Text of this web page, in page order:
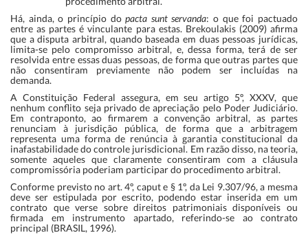
Há, ainda, o princípio dopacta sunt servanda: o que foi pactuado
entre as partes é vinculante para estas. Brekoulakis (2009) afirma
que a disputa arbitral, quando baseada em duas pessoas jurídicas,
limita-se pelo compromisso arbitral, e, dessa forma, terá de ser
resolvida entre essas duas pessoas, de forma que outras partes que
não consentiram previamente não podem ser incluídas na
demanda.
A Constituição Federal assegura, em seu artigo 5º, XXXV, que
nenhum conflito seja privado de apreciação pelo Poder Judiciário.
Em contraponto, ao firmarem a convenção arbitral, as partes
renunciam à jurisdição pública, de forma que a arbitragem
representa uma forma de renúncia à garantia constitucional da
inafastabilidade do controle jurisdicional. Em razão disso, na teoria,
somente aqueles que claramente consentiram com a cláusula
compromissória poderiam participar do procedimento arbitral.
Conforme previsto no art. 4º, caput e § 1º, da Lei 9.307/96, a mesma
deve ser estipulada por escrito, podendo estar inserida em um
contrato que verse sobre direitos patrimoniais disponíveis ou
firmada em instrumento apartado, referindo-se ao contrato
principal (BRASIL, 1996).